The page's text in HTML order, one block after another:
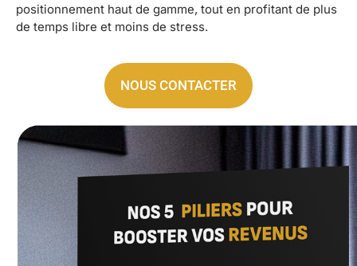
positionnement haut de gamme, tout en profitant de plus
de temps libre et moins de stress.
NOUS CONTACTER